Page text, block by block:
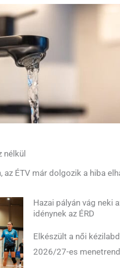
nélkül
ÉTV már dolgozik a hiba
Hazai pályán vág neki
idénynek az ÉRD
Elkészült a női
2026/27-es